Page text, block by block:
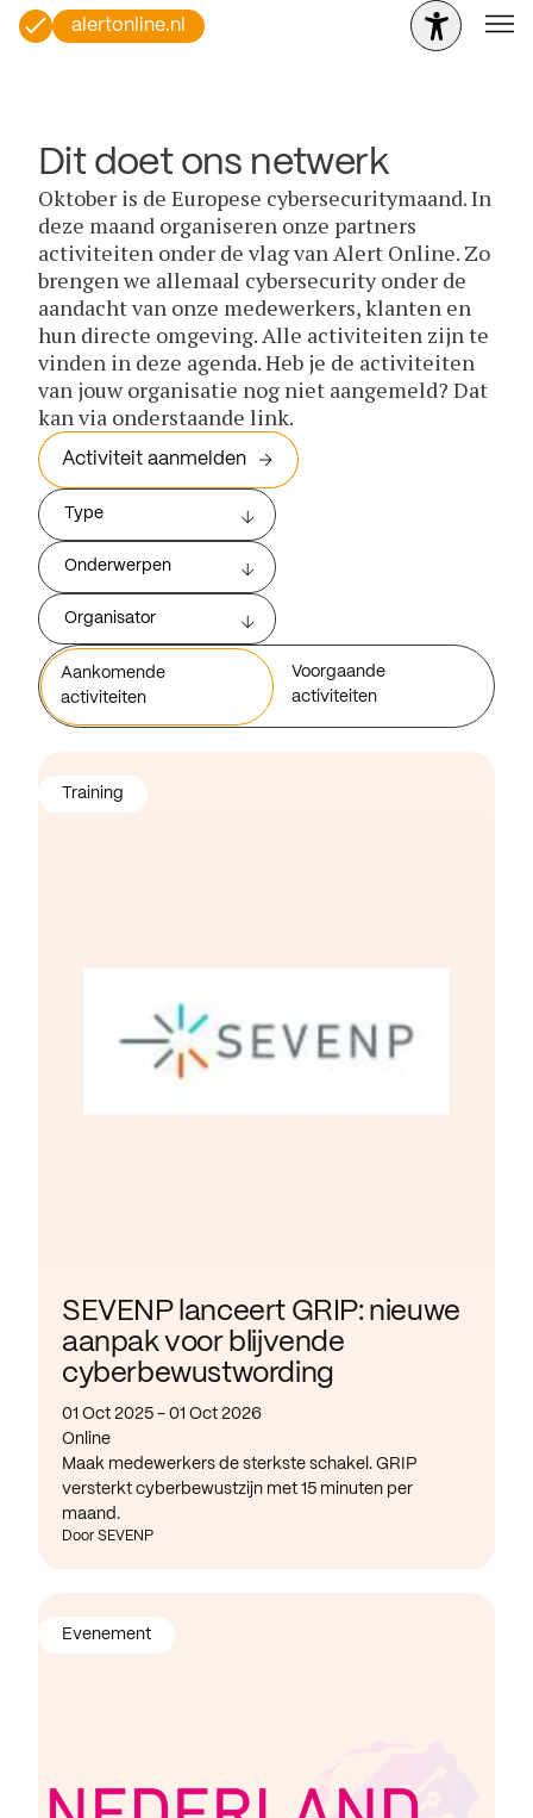
alertonline.nl
Dit doet ons netwerk
Oktober is de Europese cybersecuritymaand. In
deze maand organiseren onze partners
activiteiten onder de vlag van Alert Online. Zo
brengen we allemaal cybersecurity onder de
aandacht van onze medewerkers, klanten en
hun directe omgeving. Alle activiteiten zijn te
vinden in deze agenda. Heb je de activiteiten
van jouw organisatie nog niet aangemeld? Dat
kan via onderstaande link.
Activiteit aanmelden
Type
Onderwerpen
Organisator
Aankomende
activiteiten
Voorgaande
activiteiten
SEVENP lanceert GRIP: nieuwe
aanpak voor blijvende
cyberbewustwording
01 Oct 2025 - 01 Oct 2026
Online
Maak medewerkers de sterkste schakel. GRIP
versterkt cyberbewustzijn met 15 minuten per
maand.
Door SEVENP
Training
Evenement